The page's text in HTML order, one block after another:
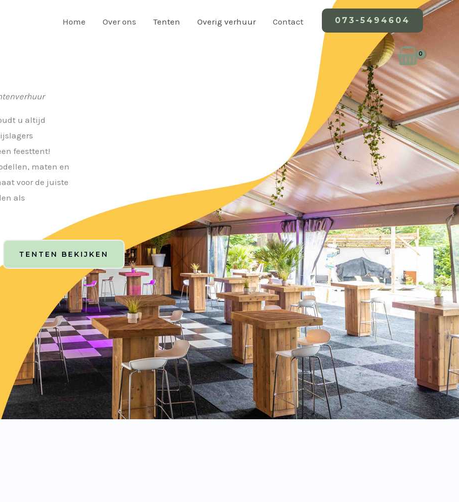
Home Over ons Tenten Overig verhuur Contact 073-5494604
u altijd
feesttent!
maten en
voor de juiste
als
TENTEN BEKIJKEN